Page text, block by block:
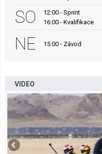
SO
12:00 - Sprint
16:00 - Kvalifikace
NE 15:00 - Závod
VIDEO